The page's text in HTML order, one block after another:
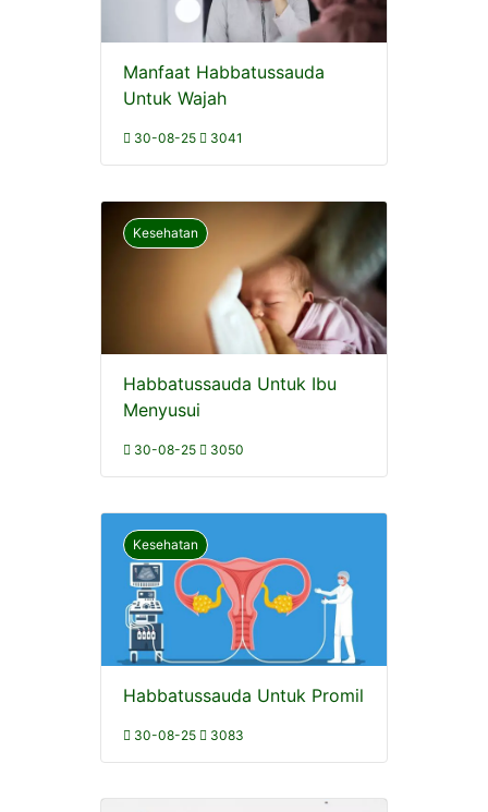
Manfaat Habbatussauda
Untuk Wajah
30-08-25 3041
Kesehatan
Habbatussauda Untuk Ibu
Menyusui
30-08-25 3050
Kesehatan
Habbatussauda Untuk Promil
30-08-25 3083